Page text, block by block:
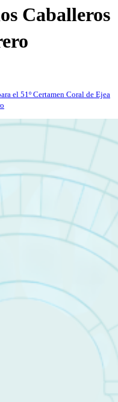
Caballeros
el 51º Certamen Coral de Ejea